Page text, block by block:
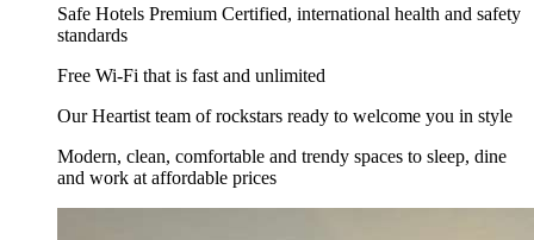
Safe Hotels Premium Certified, international health and safety
standards
Free Wi-Fi that is fast and unlimited
Our Heartist team of rockstars ready to welcome you in style
Modern, clean, comfortable and trendy spaces to sleep, dine
and work at affordable prices